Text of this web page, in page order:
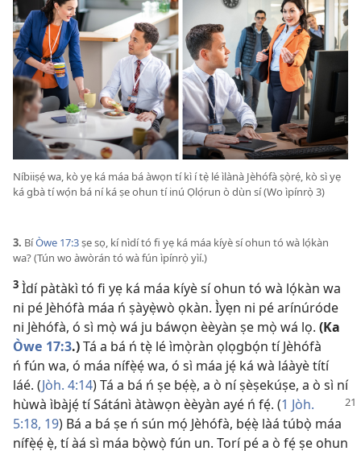
Níbiiṣẹ́ wa, kò yẹ ká máa bá àwọn tí kì í tẹ̀ lé ìlànà Jèhófà ṣọ̀rẹ́, kò sì yẹ
ká gbà tí wọ́n bá ní ká ṣe ohun tí inú Ọlọ́run ò dùn sí (Wo ìpínrọ̀ 3)
3. BíÒwe 17:3ṣe sọ, kí nìdí tó fi yẹ ká máa kíyè sí ohun tó wà lọ́kàn
wa? (Tún wo àwòrán tó wà fún ìpínrọ̀ yìí.)
3 Ìdí pàtàkì tó fi yẹ ká máa kíyè sí ohun tó wà lọ́kàn wa
ni pé Jèhófà máa ń ṣàyẹ̀wò ọkàn. Ìyẹn ni pé arínúróde
ni Jèhófà, ó sì mọ̀ wá ju báwọn èèyàn ṣe mọ̀ wá lọ. (Ka
Òwe 17:3.)Tá a bá ń tẹ̀ lé ìmọ̀ràn ọlọgbọ́n tí Jèhófà
ń fún wa, ó máa nífẹ̀ẹ́ wa, ó sì máa jẹ́ ká wà láàyè títí
láé. (Jòh. 4:14) Tá a bá ń ṣe bẹ́ẹ̀, a ò ní ṣèṣekúṣe, a ò sì ní
hùwà ìbàjẹ́ tí Sátánì àtàwọn èèyàn ayé ń fẹ́. (1 Jòh.
5:18, 19) Bá a bá ṣe ń sún mọ́ Jèhófà, bẹ́ẹ̀ làá túbọ̀ máa
nífẹ̀ẹ́ ẹ̀, tí àá sì máa bọ̀wọ̀ fún un. Torí pé a ò fẹ́ ṣe ohun